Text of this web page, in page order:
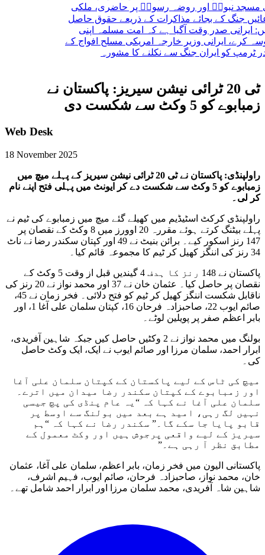
نبویؐ اور روضہ رسولؐ پر حاضری، ملکی
کے بجائے مذاکرات کے ذریعے حقوق حاصل
صدر وقت آگیا ہے کہ امت مسلمہ اپنی
ایرانی وزیر خارجہامریکی مسلح افواج کے
کو ایران جنگ سے نکلنے کا مشورہ
ٹی 20 ٹرائی نیشن سیریز: پاکستان نے
زمبابوے کو 5 وکٹ سے شکست دی
Web Desk
18 November 2025
راولپنڈی: پاکستان نے ٹی 20 ٹرائی نیشن سیریز کے پہلے میچ میں
زمبابوے کو 5 وکٹ سے شکست دے کر ایونٹ میں پہلی فتح اپنے نام
کر لی۔
راولپنڈی کرکٹ اسٹیڈیم میں کھیلے گئے میچ میں زمبابوے کی ٹیم نے
پہلے بیٹنگ کرتے ہوئے مقررہ 20 اوورز میں 8 وکٹ کے نقصان پر
147 رنز اسکور کیے۔ برائن بنیٹ نے 49 اور کپتان سکندر رضا نے ناٹ
34 رنز کی اننگز کھیل کر ٹیم کا مجموعہ قائم کیا۔
پاکستان نے 148 رنز کا ہدف 4 گیندیں قبل از وقت 5 وکٹ کے
نقصان پر حاصل کیا۔ عثمان خان نے 37 اور محمد نواز نے 20 رنز کی
ناقابل شکست اننگز کھیل کر ٹیم کو فتح دلائی۔ فخر زمان نے 45،
صائم ایوب 22، صاحبزادہ فرحان 16، کپتان سلمان علی آغا 1، اور
بابر اعظم صفر پر پویلین لوٹے۔
بولنگ میں محمد نواز نے 2 وکٹیں حاصل کیں جبکہ شاہین آفریدی،
ابرار احمد، سلمان مرزا اور صائم ایوب نے ایک، ایک وکٹ حاصل
کی۔
میچ کی ٹاس کے لیے پاکستان کے کپتان سلمان علی آغا
اور زمبابوے کے کپتان سکندر رضا میدان میں اترے۔
سلمان علی آغا نے کہا کہ “یہ عام پنڈی کی پچ جیسی
نہیں لگ رہی، امید ہے بعد میں بولنگ سے اوسط پر
قابو پایا جا سکے گا۔” سکندر رضا نے کہا کہ “ہم
سیریز کے لیے واقعی پرجوش ہیں اور وکٹ معمول کے
مطابق نظر آ رہی ہے۔”
پاکستانی الیون میں فخر زمان، بابر اعظم، سلمان علی آغا، عثمان
خان، محمد نواز، صاحبزادہ فرحان، صائم ایوب، فہیم اشرف،
شاہین شاہ آفریدی، محمد سلمان مرزا اور ابرار احمد شامل تھے۔